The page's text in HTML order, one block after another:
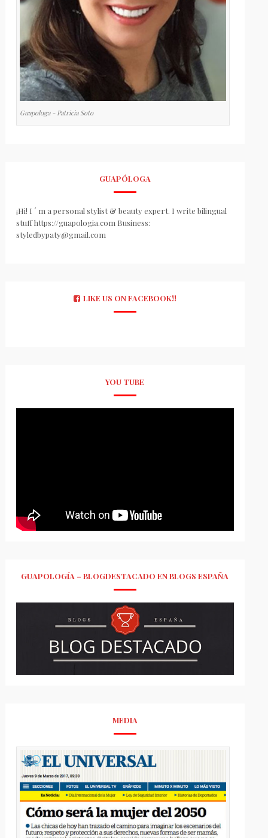
Guapologa - Patricia Soto
GUAPÓLOGA
¡Hi! I ´ m a personal stylist & beauty expert. I write bilingual
stuff https://guapologia.com Business:
styledbypaty@gmail.com
LIKE US ON FACEBOOK!!
YOU TUBE
GUAPOLOGÍA – BLOGDESTACADO EN BLOGS ESPAÑA
MEDIA